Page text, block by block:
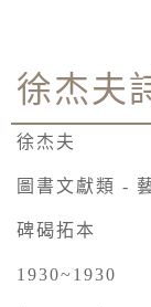
徐杰夫
徐杰夫
圖書文獻類 -
碑碣拓本
1930~1930